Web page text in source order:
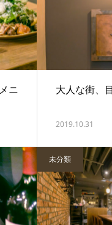
ニ
大人な街、
2019.10.31
未分類